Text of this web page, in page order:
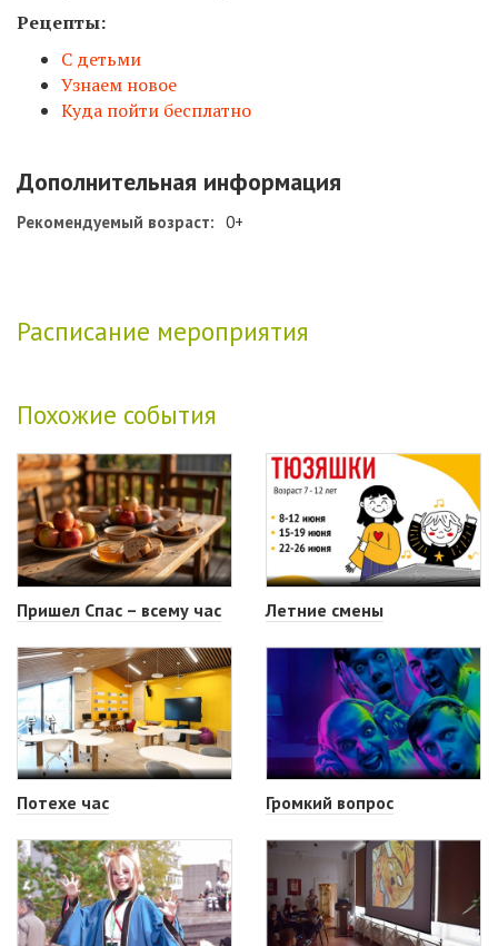
Рецепты:
С детьми
Узнаем новое
Куда пойти бесплатно
Дополнительная информация
Рекомендуемый возраст: 0+
Расписание мероприятия
Похожие события
Пришел Спас – всему час Летние смены
Потехе час Громкий вопрос